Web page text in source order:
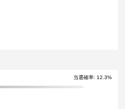
当選確率: 12.3%